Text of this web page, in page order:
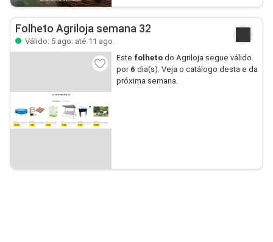
Folheto Agriloja semana 32
Válido: 5 ago. até 11 ago.
Este folhetodo Agriloja segue válido
por 6 dia(s). Veja o catálogo desta e da
próxima semana.